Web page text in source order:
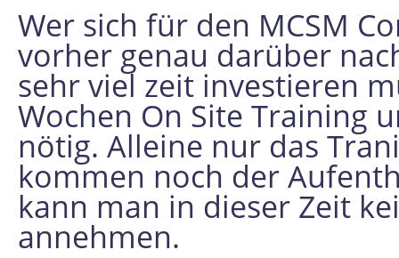
Wer sich für den MCSM
vorher genau darüber
sehr viel zeit investieren
Wochen On Site Training
nötig. Alleine nur das
kommen noch der
kann man in dieser Zeit
annehmen.